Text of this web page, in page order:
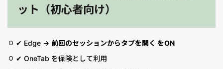
ット（初心者向け）
✔ Edge → 前回のセッションからタブを開く をON
✔ OneTab を保険として利用